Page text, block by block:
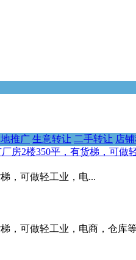
推广 生意转让 二手转让 店
房2楼350平，有货梯，可做
，可做轻工业，电...
，可做轻工业，电商，仓库